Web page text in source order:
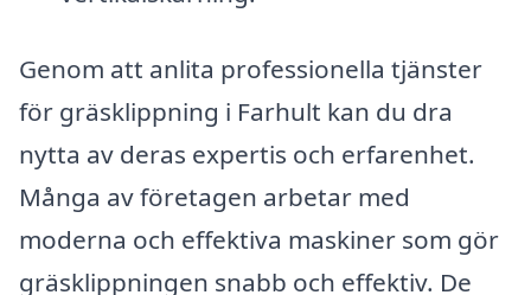
Genom att anlita professionella tjänster
för gräsklippning i Farhult kan du dra
nytta av deras expertis och erfarenhet.
Många av företagen arbetar med
moderna och effektiva maskiner som gör
gräsklippningen snabb och effektiv. De